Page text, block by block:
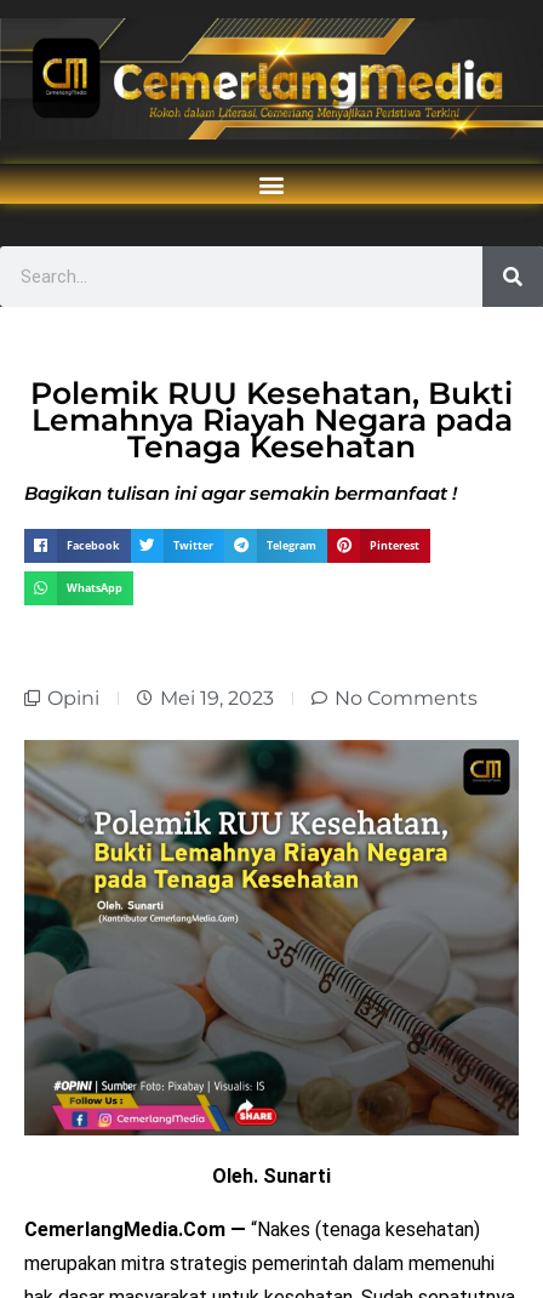
Polemik RUU Kesehatan, Bukti
Lemahnya Riayah Negara pada
Tenaga Kesehatan
Bagikan tulisan ini agar semakin bermanfaat !
Facebook Twitter Telegram Pinterest
WhatsApp
Opini Mei 19, 2023 No Comments
Oleh. Sunarti
CemerlangMedia.Com — “Nakes (tenaga kesehatan)
merupakan mitra strategis pemerintah dalam memenuhi